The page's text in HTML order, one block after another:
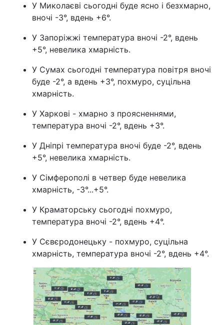
У Миколаєві сьогодні буде ясно і безхмарно,
вночі -3°, вдень +6°.
У Запоріжжі температура вночі -2°, вдень
+5°, невелика хмарність.
У Сумах сьогодні температура повітря вночі
буде -2°, а вдень +3°, похмуро, суцільна
хмарність.
У Харкові - хмарно з проясненнями,
температура вночі -2°, вдень +3°.
У Дніпрі температура вночі буде -2°, вдень
+5°, невелика хмарність.
У Сімферополі в четвер буде невелика
хмарність, -3°...+5°.
У Краматорську сьогодні похмуро,
температура вночі -2°, вдень +4°.
У Сєвєродонецьку - похмуро, суцільна
хмарність, температура вночі -2°, вдень +4°.